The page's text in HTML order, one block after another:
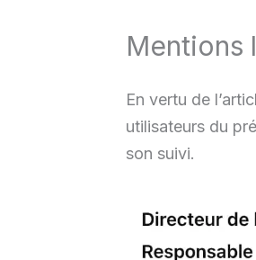
Mentions
En vertu de
utilisateurs du
son suivi.